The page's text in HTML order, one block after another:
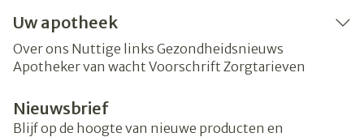
Uw apotheek
Over ons Nuttige links Gezondheidsnieuws
Apotheker van wacht Voorschrift Zorgtarieven
Nieuwsbrief
Blijf op de hoogte van nieuwe producten en